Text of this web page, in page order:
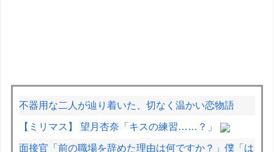
不器用な二人が辿り着いた、切なく温かい恋物語
【ミリマス】 望月杏奈「キスの練習……？」
面接官「前の職場を辞めた理由は何ですか？」僕「は